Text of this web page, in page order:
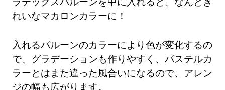
れいなマカロンカラーに！
入れるバルーンのカラーにより色が変化するの
で、グラデーションも作りやすく、パステルカ
ラーとはまた違った風合いになるので、アレン
ジの幅も広がります。